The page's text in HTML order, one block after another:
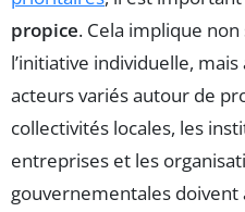
propice. Cela implique
l’initiative individuelle,
acteurs variés autour de
collectivités locales, les
entreprises et les
gouvernementales